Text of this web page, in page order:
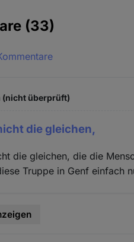
(33)
(nicht überprüft)
die gleichen,
die gleichen, die die
Truppe in Genf einfach